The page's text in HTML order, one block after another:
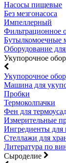
Насосы пищевые
Без мезгонасоса
Импеллерный
Фильтрационное
Бутылкомоечные
Оборудование
Укупорочное
Укупорочное
Машина для
Пробки
Термоколпачки
Фен для
Измерительные
Ингредиенты для
Стеллажи для
Литература по
Сыроделие